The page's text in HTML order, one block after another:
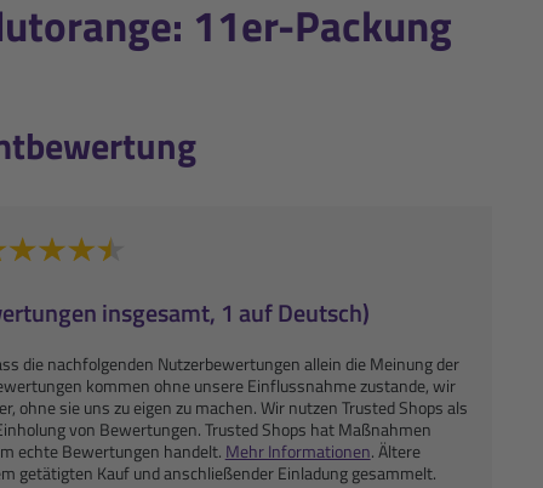
11er-Packung
insgesamt, 1 auf Deutsch)
die nachfolgenden Nutzerbewertungen allein die Meinung der
kommen ohne unsere Einflussnahme zustande, wir
ohne sie uns zu eigen zu machen. Wir nutzen Trusted Shops als
von Bewertungen. Trusted Shops hat Maßnahmen
echte Bewertungen handelt. Mehr Informationen. Ältere
getätigten Kauf und anschließender Einladung gesammelt.